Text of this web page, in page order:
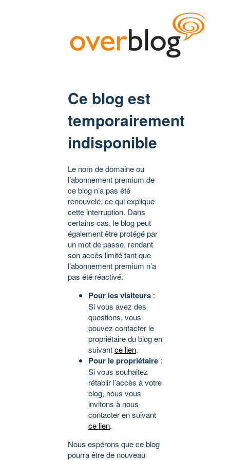
Ce blog est
temporairement
indisponible
Le nom de domaine ou
l’abonnement premium de
ce blog n’a pas été
renouvelé, ce qui explique
cette interruption. Dans
certains cas, le blog peut
également être protégé par
un mot de passe, rendant
son accès limité tant que
l’abonnement premium n’a
pas été réactivé.
Pour les visiteurs :
Si vous avez des
questions, vous
pouvez contacter le
propriétaire du blog en
suivantce lien.
Pour le propriétaire :
Si vous souhaitez
rétablir l’accès à votre
blog, nous vous
invitons à nous
contacter en suivant
ce lien.
Nous espérons que ce blog
pourra être de nouveau